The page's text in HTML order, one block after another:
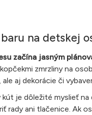
na detskej
začína jasným
zmrzliny na
aj dekorácie či
kút je dôležité myslieť
rady ani tlačenice. Ak